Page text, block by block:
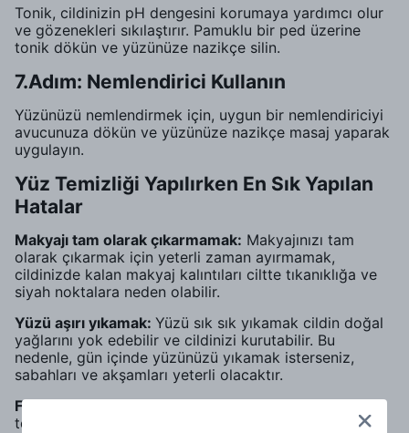
Tonik, cildinizin pH dengesini korumaya yardımcı olur
ve gözenekleri sıkılaştırır. Pamuklu bir ped üzerine
tonik dökün ve yüzünüze nazikçe silin.
7.Adım: Nemlendirici Kullanın
Yüzünüzü nemlendirmek için, uygun bir nemlendiriciyi
avucunuza dökün ve yüzünüze nazikçe masaj yaparak
uygulayın.
Yüz Temizliği Yapılırken En Sık Yapılan
Hatalar
Makyajı tam olarak çıkarmamak: Makyajınızı tam
olarak çıkarmak için yeterli zaman ayırmamak,
cildinizde kalan makyaj kalıntıları ciltte tıkanıklığa ve
siyah noktalara neden olabilir.
Yüzü aşırı yıkamak: Yüzü sık sık yıkamak cildin doğal
yağlarını yok edebilir ve cildinizi kurutabilir. Bu
nedenle, gün içinde yüzünüzü yıkamak isterseniz,
sabahları ve akşamları yeterli olacaktır.
Fazla miktarda ürün kullanmak:
temizleyici, tonik veya nemlendirici kullanmak cildinizi